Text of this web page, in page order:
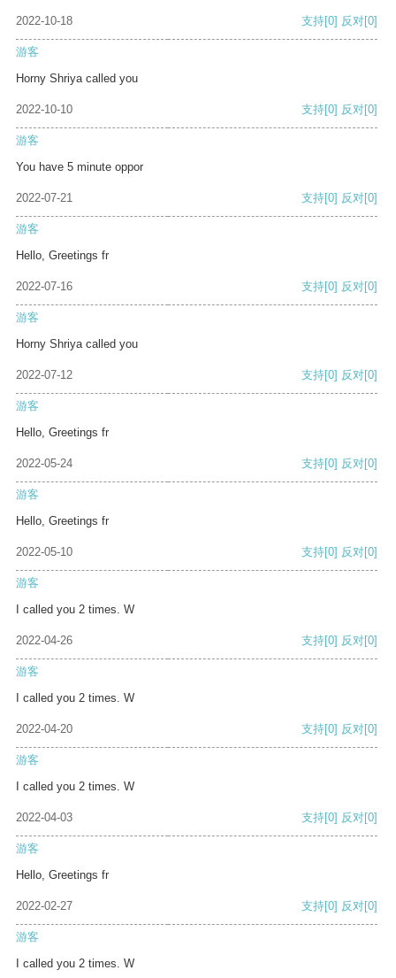
2022-10-18 支持[0] 反对[0]
游客
Horny Shriya called you
2022-10-10 支持[0] 反对[0]
游客
You have 5 minute oppor
2022-07-21 支持[0] 反对[0]
游客
Hello, Greetings fr
2022-07-16 支持[0] 反对[0]
游客
Horny Shriya called you
2022-07-12 支持[0] 反对[0]
游客
Hello, Greetings fr
2022-05-24 支持[0] 反对[0]
游客
Hello, Greetings fr
2022-05-10 支持[0] 反对[0]
游客
I called you 2 times. W
2022-04-26 支持[0] 反对[0]
游客
I called you 2 times. W
2022-04-20 支持[0] 反对[0]
游客
I called you 2 times. W
2022-04-03 支持[0] 反对[0]
游客
Hello, Greetings fr
2022-02-27 支持[0] 反对[0]
游客
I called you 2 times. W